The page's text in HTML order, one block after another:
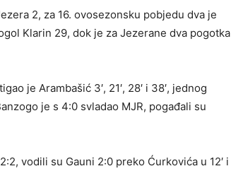
2, za 16. ovosezonsku pobjedu dva je
Klarin 29, dok je za Jezerane dva pogotka
je Arambašić 3′, 21′, 28′ i 38′, jednog
je s 4:0 svladao MJR, pogađali su
vodili su Gauni 2:0 preko Ćurkovića u 12′ i